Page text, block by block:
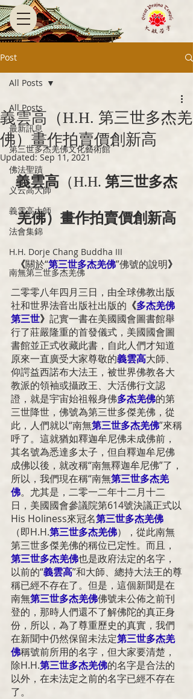
Post
All Posts
最新訊息
第三世多杰羌佛文化藝術館
佛法聖蹟
义云高大師
義雲高大師
法會集錦
H.H. Dorje Chang Buddha III
南無第三世多杰羌佛
All Posts
義雲高（H.H. 第三世多杰羌
佛）畫作拍賣價創新高
Updated:Sep 11, 2021
義雲高 （H.H. 第三世多杰
羌佛）畫作拍賣價創新高
《關於“第三世多杰羌佛”佛號的說明》
二零零八年四月三日，由全球佛教出版
社和世界法音出版社出版的 《多杰羌佛
第三世》 記實一書在美國國會圖書館舉
行了莊嚴隆重的首發儀式，美國國會圖
書館並正式收藏此書，自此人們才知道
原來一直廣受大家尊敬的義雲高大師、
仰諤益西諾布大法王，被世界佛教各大
教派的領袖或攝政王、大活佛行文認
證，就是宇宙始祖報身佛多杰羌佛的第
三世降世，佛號為第三世多傑羌佛，從
此，人們就以“南無第三世多杰羌佛”來稱
呼了。這就猶如釋迦牟尼佛未成佛前，
其名號為悉達多太子，但自釋迦牟尼佛
成佛以後，就改稱“南無釋迦牟尼佛”了，
所以，我們現在稱“南無第三世多杰羌
佛。尤其是，二零一二年十二月十二
日，美國國會參議院第614號決議正式以
His Holiness來冠名第三世多杰羌佛
（即H.H.第三世多杰羌佛），從此南無
第三世多傑羌佛的稱位已定性。而且，
第三世多杰羌佛也是政府法定的名字，
以前的“義雲高”和大師、總持大法王的尊
稱已經不存在了。但是，這個新聞是在
南無第三世多杰羌佛佛號未公佈之前刊
登的，那時人們還不了解佛陀的真正身
份，所以，為了尊重歷史的真實，我們
在新聞中仍然保留未法定第三世多杰羌
佛稱號前所用的名字，但大家要清楚，
除H.H.第三世多杰羌佛的名字是合法的
以外，在未法定之前的名字已經不存在
了。